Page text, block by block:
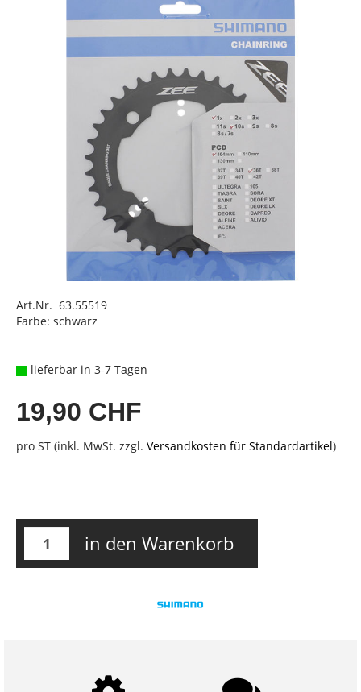
Art.Nr. 63.55519
Farbe: schwarz
lieferbar in 3-7 Tagen
19,90 CHF
pro ST (inkl. MwSt. zzgl. Versandkosten für Standardartikel)
in den Warenkorb